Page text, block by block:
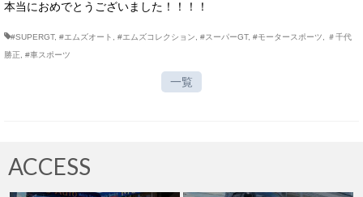
本当におめでとうございました！！！！
#SUPERGT, #エムズオート #エムズコレクション #スーパーGT, #モータースポーツ
＃千代
勝正
#車スポーツ
一覧
ACCESS